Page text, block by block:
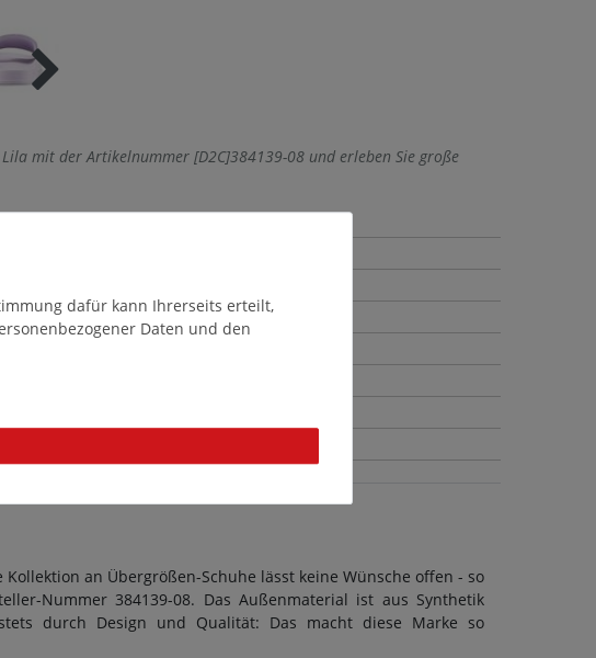
mit der Artikelnummer [D2C]384139-08 und erleben Sie große
an Übergrößen-Schuhe lässt keine Wünsche offen - so
Nummer 384139-08. Das Außenmaterial ist aus Synthetik
durch Design und Qualität: Das macht diese Marke so
dafür kann Ihrerseits erteilt,
Daten und den